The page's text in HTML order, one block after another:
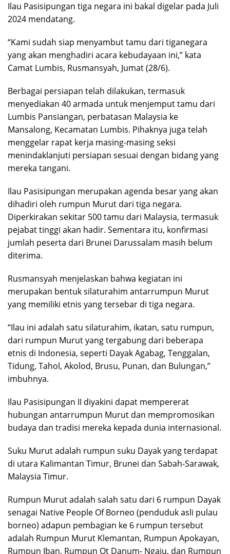
Ilau Pasisipungan tiga negara ini bakal digelar pada Juli
2024 mendatang.
“Kami sudah siap menyambut tamu dari tiganegara
yang akan menghadiri acara kebudayaan ini,” kata
Camat Lumbis, Rusmansyah, Jumat (28/6).
Berbagai persiapan telah dilakukan, termasuk
menyediakan 40 armada untuk menjemput tamu dari
Lumbis Pansiangan, perbatasan Malaysia ke
Mansalong, Kecamatan Lumbis. Pihaknya juga telah
menggelar rapat kerja masing-masing seksi
menindaklanjuti persiapan sesuai dengan bidang yang
mereka tangani.
Ilau Pasisipungan merupakan agenda besar yang akan
dihadiri oleh rumpun Murut dari tiga negara.
Diperkirakan sekitar 500 tamu dari Malaysia, termasuk
pejabat tinggi akan hadir. Sementara itu, konfirmasi
jumlah peserta dari Brunei Darussalam masih belum
diterima.
Rusmansyah menjelaskan bahwa kegiatan ini
merupakan bentuk silaturahim antarrumpun Murut
yang memiliki etnis yang tersebar di tiga negara.
“Ilau ini adalah satu silaturahim, ikatan, satu rumpun,
dari rumpun Murut yang tergabung dari beberapa
etnis di Indonesia, seperti Dayak Agabag, Tenggalan,
Tidung, Tahol, Akolod, Brusu, Punan, dan Bulungan,”
imbuhnya.
Ilau Pasisipungan II diyakini dapat mempererat
hubungan antarrumpun Murut dan mempromosikan
budaya dan tradisi mereka kepada dunia internasional.
Suku Murut adalah rumpun suku Dayak yang terdapat
di utara Kalimantan Timur, Brunei dan Sabah-Sarawak,
Malaysia Timur.
Rumpun Murut adalah salah satu dari 6 rumpun Dayak
senagai Native People Of Borneo (penduduk asli pulau
borneo) adapun pembagian ke 6 rumpun tersebut
adalah Rumpun Murut Klemantan, Rumpun Apokayan,
Rumpun Iban, Rumpun Ot Danum- Ngaju, dan Rumpun